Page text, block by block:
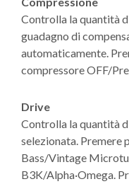
Controlla la quantità
guadagno di
automaticamente.
compressore OFF/
Drive
Controlla la quantità
selezionata. Premere
Bass/Vintage
B3K/Alpha·Omega.